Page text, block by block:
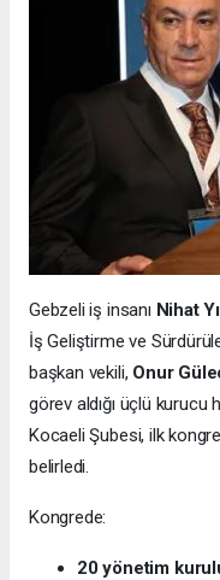
Gebzeli iş insanı Nihat
İş Geliştirme ve
başkan vekili, Onur
görev aldığı üçlü
Kocaeli Şubesi, ilk
belirledi.
Kongrede:
20 yönetim